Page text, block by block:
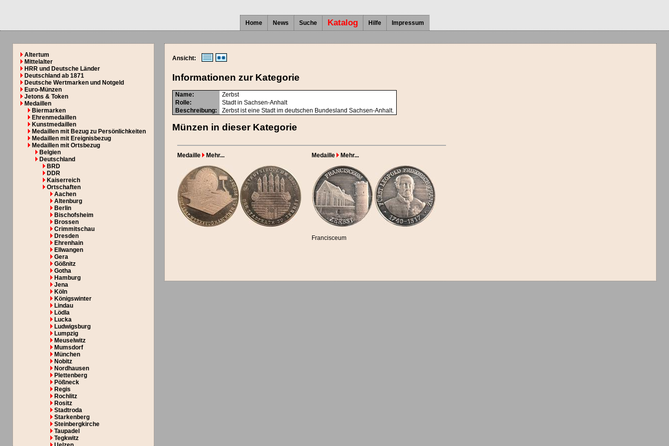
Home News Suche Katalog Hilfe Impressum
Altertum
Mittelalter
HRR und Deutsche Länder
Deutschland ab 1871
Deutsche Wertmarken und Notgeld
Euro-Münzen
Jetons & Token
Medaillen
Biermarken
Ehrenmedaillen
Kunstmedaillen
Medaillen mit Bezug zu Persönlichkeiten
Medaillen mit Ereignisbezug
Medaillen mit Ortsbezug
Belgien
Deutschland
BRD
DDR
Kaiserreich
Ortschaften
Aachen
Altenburg
Berlin
Bischofsheim
Brossen
Crimmitschau
Dresden
Ehrenhain
Ellwangen
Gera
Gößnitz
Gotha
Hamburg
Jena
Köln
Königswinter
Lindau
Lödla
Lucka
Ludwigsburg
Lumpzig
Meuselwitz
Mumsdorf
München
Nobitz
Nordhausen
Plettenberg
Pößneck
Regis
Rochlitz
Rositz
Stadtroda
Starkenberg
Steinbergkirche
Taupadel
Tegkwitz
Ansicht:
Informationen zur Kategorie
Name:
Zerbst
Rolle:
Stadt in Sachsen-Anhalt
Beschreibung:
Zerbst ist eine Stadt im deutschen Bundesland Sachsen-Anhalt.
Münzen in dieser Kategorie
Medaille Mehr... Medaille Mehr...
Francisceum